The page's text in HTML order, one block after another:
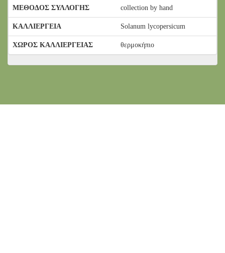
ΜΕΘΟΔΟΣ ΣΥΛΛΟΓΗΣ collection by hand
ΚΑΛΛΙΕΡΓΕΙΑ Solanum lycopersicum
ΧΩΡΟΣ ΚΑΛΛΙΕΡΓΕΙΑΣ θερμοκήπιο